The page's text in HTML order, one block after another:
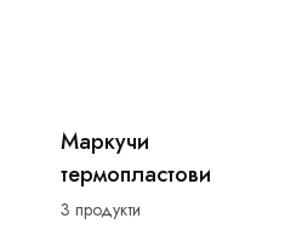
Маркучи
термопластови
3 продукти